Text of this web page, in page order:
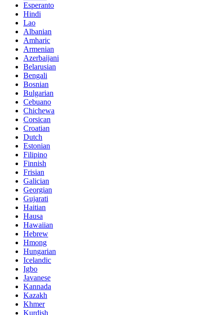
Esperanto
Hindi
Lao
Albanian
Amharic
Armenian
Azerbaijani
Belarusian
Bengali
Bosnian
Bulgarian
Cebuano
Chichewa
Corsican
Croatian
Dutch
Estonian
Filipino
Finnish
Frisian
Galician
Georgian
Gujarati
Haitian
Hausa
Hawaiian
Hebrew
Hmong
Hungarian
Icelandic
Igbo
Javanese
Kannada
Kazakh
Khmer
Kurdish